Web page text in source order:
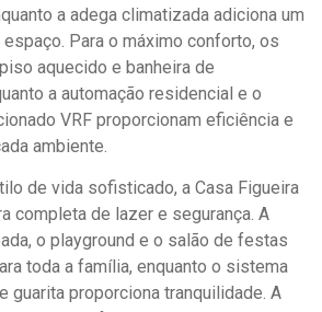
a adega climatizada adiciona um
Para o máximo conforto, os
aquecido e banheira de
a automação residencial e o
VRF proporcionam eficiência e
ambiente.
de vida sofisticado, a Casa Figueira
completa de lazer e segurança. A
o playground e o salão de festas
toda a família, enquanto o sistema
guarita proporciona tranquilidade. A